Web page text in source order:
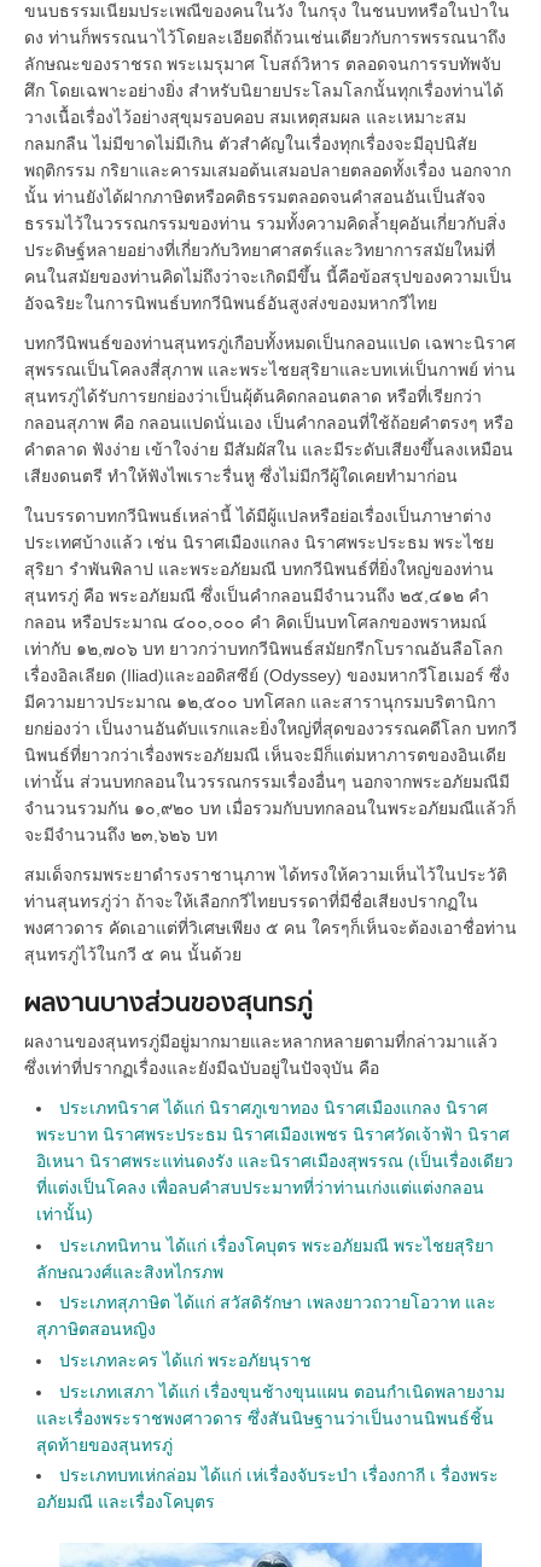
ขนบธรรมเนียมประเพณีของคนในวัง ในกรุง ในชนบทหรือในป่าใน
ดง ท่านก็พรรณนาไว้โดยละเอียดถี่ถ้วนเช่นเดียวกับการพรรณนาถึง
ลักษณะของราชรถ พระเมรุมาศ โบสถ์วิหาร ตลอดจนการรบทัพจับ
ศึก โดยเฉพาะอย่างยิ่ง สำหรับนิยายประโลมโลกนั้นทุกเรื่องท่านได้
วางเนื้อเรื่องไว้อย่างสุขุมรอบคอบ สมเหตุสมผล และเหมาะสม
กลมกลืน ไม่มีขาดไม่มีเกิน ตัวสำคัญในเรื่องทุกเรื่องจะมีอุปนิสัย
พฤติกรรม กริยาและคารมเสมอต้นเสมอปลายตลอดทั้งเรื่อง นอกจาก
นั้น ท่านยังได้ฝากภาษิตหรือคติธรรมตลอดจนคำสอนอันเป็นสัจจ
ธรรมไว้ในวรรณกรรมของท่าน รวมทั้งความคิดล้ำยุคอันเกี่ยวกับสิ่ง
ประดิษฐ์หลายอย่างที่เกี่ยวกับวิทยาศาสตร์และวิทยาการสมัยใหม่ที่
คนในสมัยของท่านคิดไม่ถึงว่าจะเกิดมีขึ้น นี้คือข้อสรุปของความเป็น
อัจฉริยะในการนิพนธ์บทกวีนิพนธ์อันสูงส่งของมหากวีไทย
บทกวีนิพนธ์ของท่านสุนทรภู่เกือบทั้งหมดเป็นกลอนแปด เฉพาะนิราศ
สุพรรณเป็นโคลงสี่สุภาพ และพระไชยสุริยาและบทเห่เป็นกาพย์ ท่าน
สุนทรภู่ได้รับการยกย่องว่าเป็นผุ้ต้นคิดกลอนตลาด หรือที่เรียกว่า
กลอนสุภาพ คือ กลอนแปดนั่นเอง เป็นคำกลอนที่ใช้ถ้อยคำตรงๆ หรือ
คำตลาด ฟังง่าย เข้าใจง่าย มีสัมผัสใน และมีระดับเสียงขึ้นลงเหมือน
เสียงดนตรี ทำให้ฟังไพเราะรื่นหู ซึ่งไม่มีกวีผู้ใดเคยทำมาก่อน
ในบรรดาบทกวีนิพนธ์เหล่านี้ ได้มีผู้แปลหรือย่อเรื่องเป็นภาษาต่าง
ประเทศบ้างแล้ว เช่น นิราศเมืองแกลง นิราศพระประธม พระไชย
สุริยา รำพันพิลาป และพระอภัยมณี บทกวีนิพนธ์ที่ยิ่งใหญ่ของท่าน
สุนทรภู่ คือ พระอภัยมณี ซึ่งเป็นคำกลอนมีจำนวนถึง ๒๕,๔๑๒ คำ
กลอน หรือประมาณ ๔๐๐,๐๐๐ คำ คิดเป็นบทโศลกของพราหมณ์
เท่ากับ ๑๒,๗๐๖ บท ยาวกว่าบทกวีนิพนธ์สมัยกรีกโบราณอันลือโลก
เรื่องอิลเลียด (Iliad)และออดิสซีย์ (Odyssey) ของมหากวีโฮเมอร์ ซึ่ง
มีความยาวประมาณ ๑๒,๕๐๐ บทโศลก และสารานุกรมบริตานิกา
ยกย่องว่า เป็นงานอันดับแรกและยิ่งใหญ่ที่สุดของวรรณคดีโลก บทกวี
นิพนธ์ที่ยาวกว่าเรื่องพระอภัยมณี เห็นจะมีก็แต่มหาภารตของอินเดีย
เท่านั้น ส่วนบทกลอนในวรรณกรรมเรื่องอื่นๆ นอกจากพระอภัยมณีมี
จำนวนรวมกัน ๑๐,๙๒๐ บท เมื่อรวมกับบทกลอนในพระอภัยมณีแล้วก็
จะมีจำนวนถึง ๒๓,๖๒๖ บท
สมเด็จกรมพระยาดำรงราชานุภาพ ได้ทรงให้ความเห็นไว้ในประวัติ
ท่านสุนทรภู่ว่า ถ้าจะให้เลือกกวีไทยบรรดาที่มีชื่อเสียงปรากฏใน
พงศาวดาร คัดเอาแต่ที่วิเศษเพียง ๕ คน ใครๆก็เห็นจะต้องเอาชื่อท่าน
สุนทรภู่ไว้ในกวี ๕ คน นั้นด้วย
ผลงานบางส่วนของสุนทรภู่
ผลงานของสุนทรภู่มีอยู่มากมายและหลากหลายตามที่กล่าวมาแล้ว
ซึ่งเท่าที่ปรากฏเรื่องและยังมีฉบับอยู่ในปัจจุบัน คือ
ประเภทนิราศ ได้แก่ นิราศภูเขาทอง นิราศเมืองแกลง นิราศ
พระบาท นิราศพระประธม นิราศเมืองเพชร นิราศวัดเจ้าฟ้า นิราศ
อิเหนา นิราศพระแท่นดงรัง และนิราศเมืองสุพรรณ (เป็นเรื่องเดียว
ที่แต่งเป็นโคลง เพื่อลบคำสบประมาทที่ว่าท่านเก่งแต่แต่งกลอน
เท่านั้น)
ประเภทนิทาน ได้แก่ เรื่องโคบุตร พระอภัยมณี พระไชยสุริยา
ลักษณวงศ์และสิงหไกรภพ
ประเภทสุภาษิต ได้แก่ สวัสดิรักษา เพลงยาวถวายโอวาท และ
สุภาษิตสอนหญิง
ประเภทละคร ได้แก่ พระอภัยนุราช
ประเภทเสภา ได้แก่ เรื่องขุนช้างขุนแผน ตอนกำเนิดพลายงาม
และเรื่องพระราชพงศาวดาร ซึ่งสันนิษฐานว่าเป็นงานนิพนธ์ชิ้น
สุดท้ายของสุนทรภู่
ประเภทบทเห่กล่อม ได้แก่ เห่เรื่องจับระบำ เรื่องกากี เ รื่องพระ
อภัยมณี และเรื่องโคบุตร